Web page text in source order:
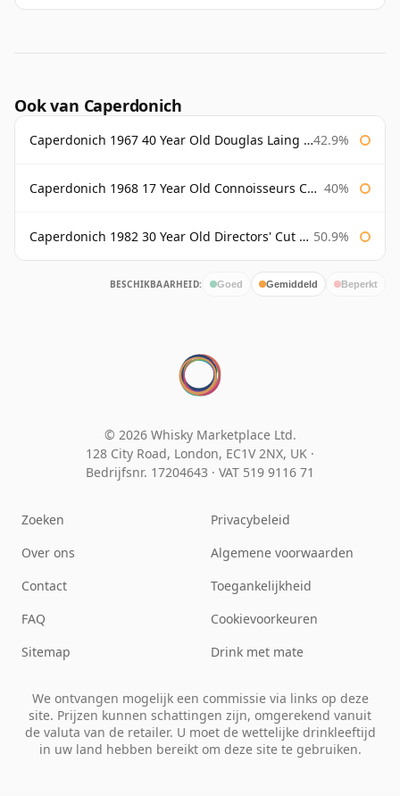
Ook van Caperdonich
Caperdonich 1967 40 Year Old Douglas Laing Old Malt Cask 42.9%
Caperdonich 1968 17 Year Old Connoisseurs Choice Gordon & Macphail 40%
Caperdonich 1982 30 Year Old Directors' Cut Douglas Laing 50.9%
BESCHIKBAARHEID: Goed Gemiddeld Beperkt
© 2026 Whisky Marketplace Ltd.
128 City Road, London, EC1V 2NX, UK ·
Bedrijfsnr. 17204643 · VAT 519 9116 71
Zoeken
Over ons
Contact
FAQ
Sitemap
Privacybeleid
Algemene voorwaarden
Toegankelijkheid
Cookievoorkeuren
Drink met mate
We ontvangen mogelijk een commissie via links op deze
site. Prijzen kunnen schattingen zijn, omgerekend vanuit
de valuta van de retailer. U moet de wettelijke drinkleeftijd
in uw land hebben bereikt om deze site te gebruiken.